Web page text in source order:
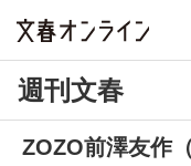
週刊文春
ZOZO前澤友作